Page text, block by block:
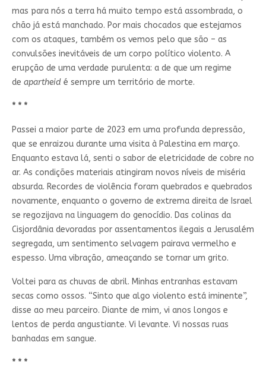
mas para nós a terra há muito tempo está assombrada, o
chão já está manchado. Por mais chocados que estejamos
com os ataques, também os vemos pelo que são – as
convulsões inevitáveis de um corpo político violento. A
erupção de uma verdade purulenta: a de que um regime
de apartheid é sempre um território de morte.
* * *
Passei a maior parte de 2023 em uma profunda depressão,
que se enraizou durante uma visita à Palestina em março.
Enquanto estava lá, senti o sabor de eletricidade de cobre no
ar. As condições materiais atingiram novos níveis de miséria
absurda. Recordes de violência foram quebrados e quebrados
novamente, enquanto o governo de extrema direita de Israel
se regozijava na linguagem do genocídio. Das colinas da
Cisjordânia devoradas por assentamentos ilegais a Jerusalém
segregada, um sentimento selvagem pairava vermelho e
espesso. Uma vibração, ameaçando se tornar um grito.
Voltei para as chuvas de abril. Minhas entranhas estavam
secas como ossos. “Sinto que algo violento está iminente”,
disse ao meu parceiro. Diante de mim, vi anos longos e
lentos de perda angustiante. Vi levante. Vi nossas ruas
banhadas em sangue.
* * *